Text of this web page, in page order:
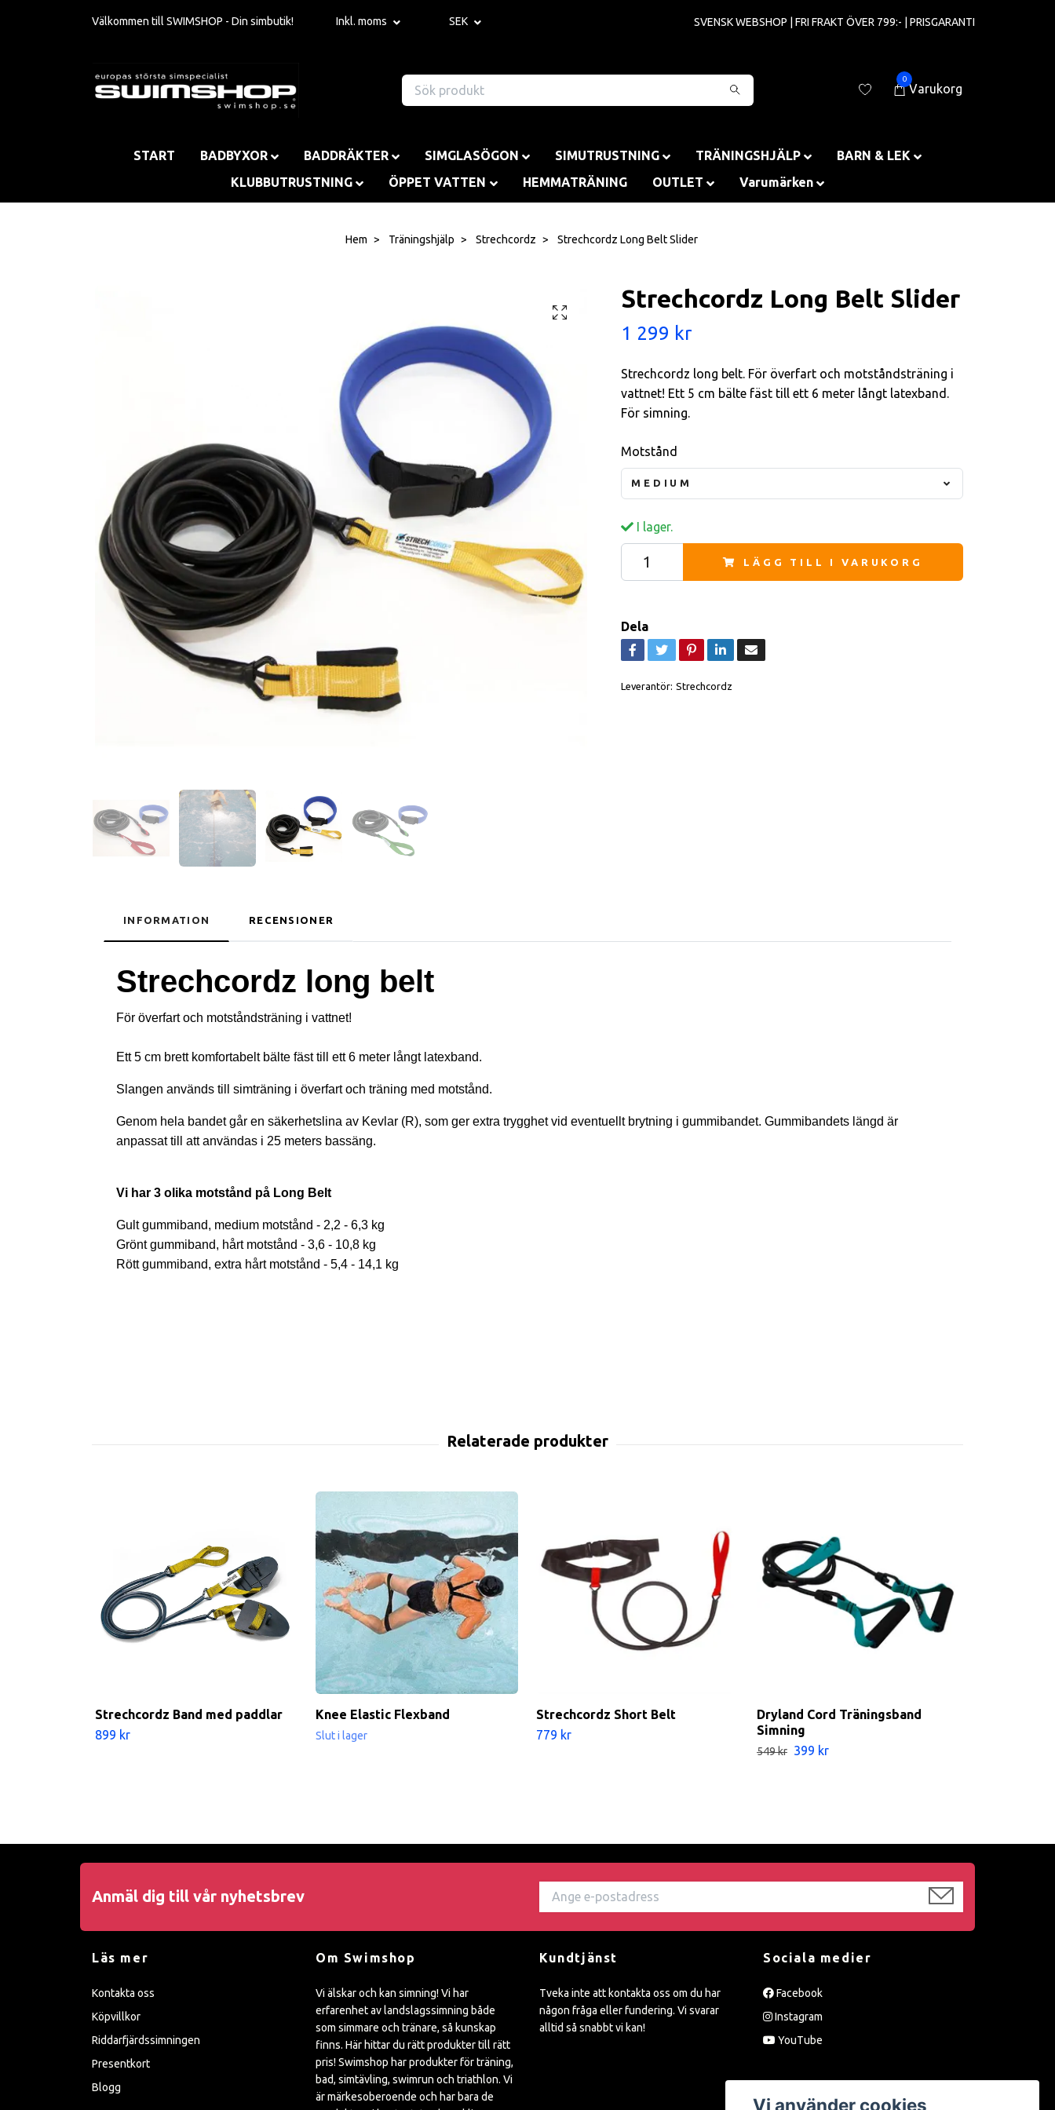
Välkommen till SWIMSHOP - Din simbutik! Inkl. moms SEK SVENSK WEBSHOP | FRI FRAKT ÖVER 799:- | PRISGARANTI
0
Varukorg
START BADBYXOR BADDRÄKTER SIMGLASÖGON SIMUTRUSTNING TRÄNINGSHJÄLP
BARN & LEK
KLUBBUTRUSTNING
ÖPPET VATTEN HEMMATRÄNING OUTLET Varumärken
Hem Träningshjälp Strechcordz Strechcordz Long Belt Slider
Strechcordz Long Belt Slider
1 299 kr
Strechcordz long belt. För överfart och motståndsträning i
vattnet! Ett 5 cm bälte fäst till ett 6 meter långt latexband.
För simning.
Motstånd
MEDIUM
I lager.
LÄGG TILL I VARUKORG
Dela
Leverantör: Strechcordz
INFORMATION RECENSIONER
Strechcordz long belt
För överfart och motståndsträning i vattnet!
Ett 5 cm brett komfortabelt bälte fäst till ett 6 meter långt latexband.
Slangen används till simträning i överfart och träning med motstånd.
Genom hela bandet går en säkerhetslina av Kevlar (R), som ger extra trygghet vid eventuellt brytning i gummibandet. Gummibandets längd är
anpassat till att användas i 25 meters bassäng.
Vi har 3 olika motstånd på Long Belt
Gult gummiband, medium motstånd - 2,2 - 6,3 kg
Grönt gummiband, hårt motstånd - 3,6 - 10,8 kg
Rött gummiband, extra hårt motstånd - 5,4 - 14,1 kg
Strechcordz Band med paddlar
899 kr
Knee Elastic Flexband
Slut i lager
Strechcordz Short Belt
779 kr
Dryland Cord Träningsband
Simning
549 kr 399 kr
Anmäl dig till vår nyhetsbrev
Läs mer
Kontakta oss
Köpvillkor
Riddarfjärdssimningen
Presentkort
Blogg
Om Swimshop
Vi älskar och kan simning! Vi har
erfarenhet av landslagssimning både
som simmare och tränare, så kunskap
finns. Här hittar du rätt produkter till rätt
pris! Swimshop har produkter för träning,
bad, simtävling, swimrun och triathlon. Vi
är märkesoberoende och har bara de
Kundtjänst
Tveka inte att kontakta oss om du har
någon fråga eller fundering. Vi svarar
alltid så snabbt vi kan!
Sociala medier
Facebook
Instagram
YouTube
Vi använder cookies